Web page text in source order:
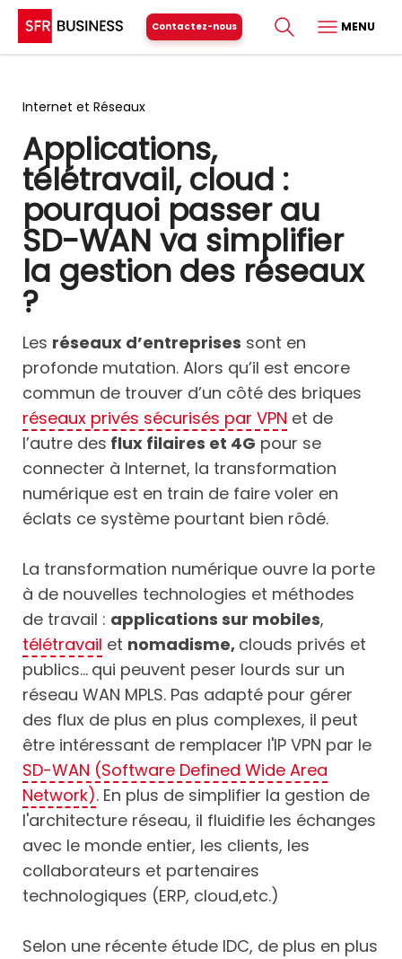
Contactez-nous MENU
Internet et Réseaux
Applications,
télétravail, cloud :
pourquoi passer au
SD-WAN va simplifier
la gestion des réseaux
?
Les réseaux d’entreprises sont en
profonde mutation. Alors qu’il est encore
commun de trouver d’un côté des briques
réseaux privés sécurisés par VPN et de
l’autre des flux filaires et 4G pour se
connecter à Internet, la transformation
numérique est en train de faire voler en
éclats ce système pourtant bien rôdé.
La transformation numérique ouvre la porte
à de nouvelles technologies et méthodes
de travail : applications sur mobiles,
télétravail et nomadisme, clouds privés et
publics... qui peuvent peser lourds sur un
réseau WAN MPLS. Pas adapté pour gérer
des flux de plus en plus complexes, il peut
être intéressant de remplacer l'IP VPN par le
SD-WAN (Software Defined Wide Area
Network). En plus de simplifier la gestion de
l'architecture réseau, il fluidifie les échanges
avec le monde entier, les clients, les
collaborateurs et partenaires
technologiques (ERP, cloud,etc.)
Selon une récente étude IDC, de plus en plus